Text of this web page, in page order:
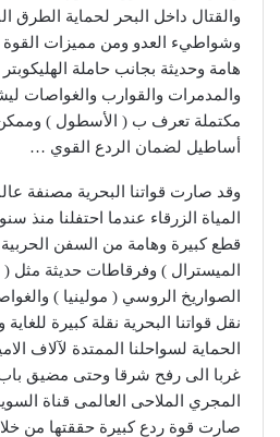
والقتال داخل البحر لحماية الطرق
وشواطيء العدو ومن مميزات القوة
هامة وحديثة بجانب حاملة
والمدمرات والقوارب والغواصات
مكتملة تعرف ب ( الأسطول )
أساطيل لضمان الردع القوي …
وقد صارت قواتنا البحرية مصنفة
المياة الزرقاء عندما احتفلنا منذ
قطع كبيرة وهامة من السفن
الميسترال ) وفرقاطات حديثة مثل
نقل قواتنا البحرية نقلة كبيرة
الحماية لسواحلنا الممتدة لآلاف
غربا الى رفح شرقا وحتى مضيق باب
المجري الملاحى العالمى قناة
صارت قوة ردع كبيرة حققتها من